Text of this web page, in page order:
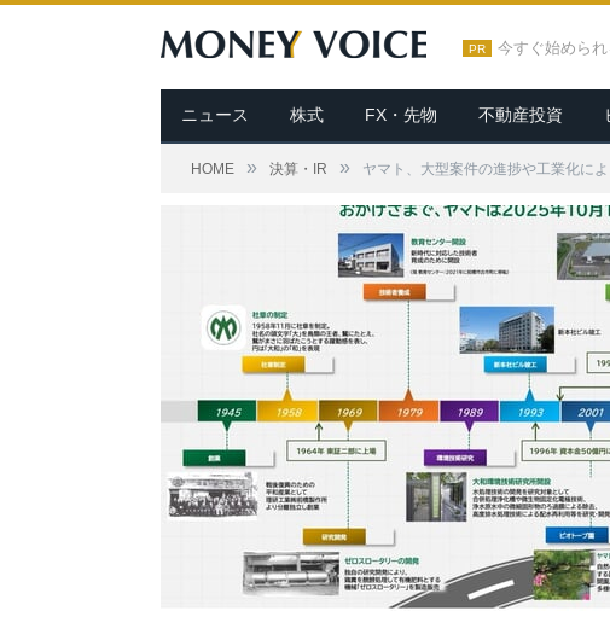
PR 今すぐ始められ
ニュース 株式 FX・先物 不動産投資
HOME » 決算・IR » ヤマト、大型案件の進捗や工業化に